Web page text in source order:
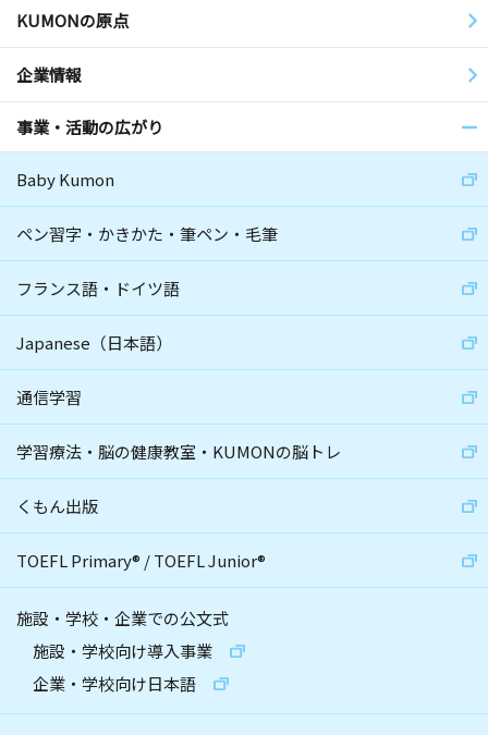
KUMONの原点
企業情報
事業・活動の広がり
Baby Kumon
ペン習字・かきかた・筆ペン・毛筆
フランス語・ドイツ語
Japanese（日本語）
通信学習
学習療法・脳の健康教室・KUMONの脳トレ
くもん出版
TOEFL Primary® /TOEFL Junior®
施設・学校・企業での公文式
施設・学校向け導入事業
企業・学校向け日本語